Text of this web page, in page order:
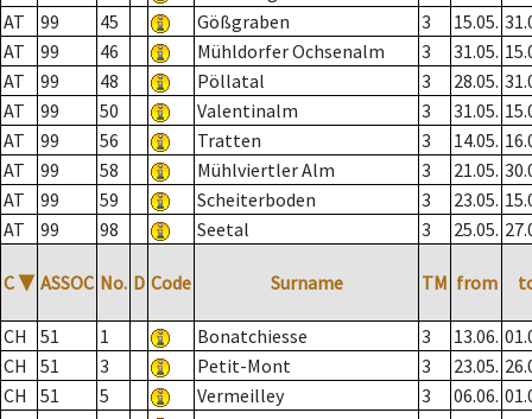
AT
99 45 Gößgraben 3 15.05.
AT
99 46 Mühldorfer Ochsenalm 3 31.05.
AT
99 48 Pöllatal 3 28.05.
AT
99 50 Valentinalm 3 31.05.
AT
99 56 Tratten 3 14.05.
AT
99 58 Mühlviertler Alm 3 21.05.
AT
99 59 Scheiterboden 3 23.05.
AT
99 98 Seetal 3 25.05.
C ▼ ASSOC No. D Code Surname TM from
CH 51 1 Bonatchiesse 3 13.06.
CH
51 3 Petit-Mont 3 23.05.
CH
51 5 Vermeilley 3 06.06.